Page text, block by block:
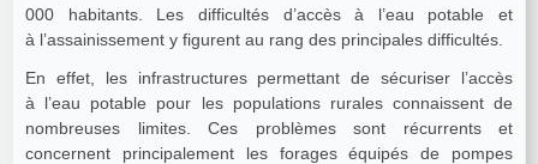
000 habitants. Les difficultés d’accès à l’eau potable et
à l’assainissement y figurent au rang des principales difficultés.
En effet, les infrastructures permettant de sécuriser l’accès
à l’eau potable pour les populations rurales connaissent de
nombreuses limites. Ces problèmes sont récurrents et
concernent principalement les forages équipés de pompes